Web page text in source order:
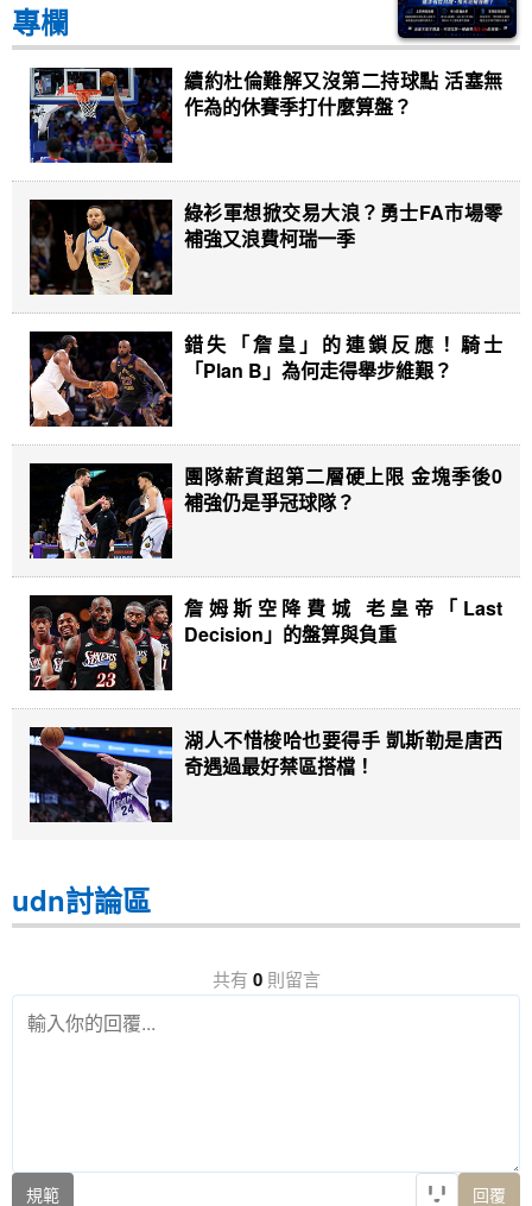
專欄
續約杜倫難解又沒第二持球點 活塞無
作為的休賽季打什麼算盤？
綠衫軍想掀交易大浪？勇士FA市場零
補強又浪費柯瑞一季
錯失「詹皇」的連鎖反應！騎士
「Plan B」為何走得舉步維艱？
團隊薪資超第二層硬上限 金塊季後0
補強仍是爭冠球隊？
詹姆斯空降費城 老皇帝「Last
Decision」的盤算與負重
湖人不惜梭哈也要得手 凱斯勒是唐西
奇遇過最好禁區搭檔！
udn討論區
共有 0則留言
規範 回覆